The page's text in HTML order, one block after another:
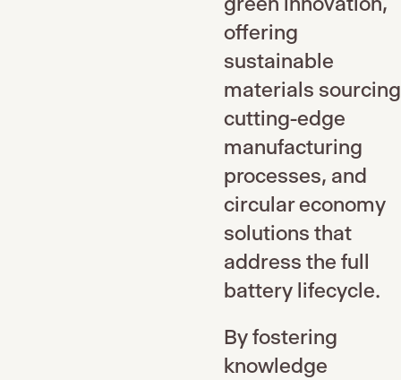
offering
sustainable
materials
cutting-edge
manufacturing
processes, and
circular economy
solutions that
address the full
battery lifecycle.
By fostering
knowledge